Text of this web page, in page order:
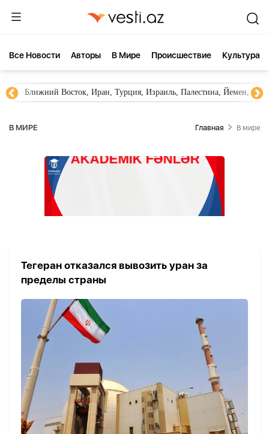
Все Новости Aвторы В Мире Происшествие Культура
Ближний Восток, Иран, Турция, Израиль, Палестина, Йемен,
В МИРЕ Главная В мире
Тегеран отказался вывозить уран за
пределы страны